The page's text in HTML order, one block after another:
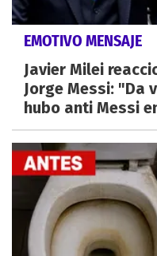
EMOTIVO MENSAJE
Javier Milei
Jorge Messi: "Da
hubo anti Messi